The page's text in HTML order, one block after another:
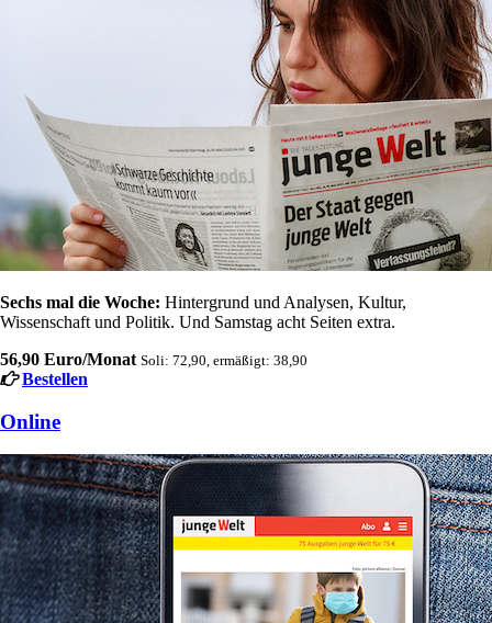
Sechs mal die Woche: Hintergrund und Analysen, Kultur,
Wissenschaft und Politik. Und Samstag acht Seiten extra.
56,90 Euro/Monat Soli: 72,90, ermäßigt: 38,90
Bestellen
Online